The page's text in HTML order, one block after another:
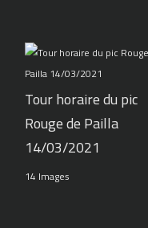
Tour horaire du pic
Rouge de Pailla
14/03/2021
14 Images